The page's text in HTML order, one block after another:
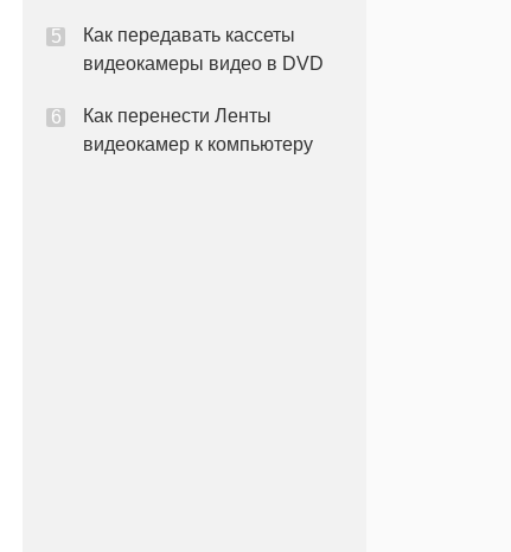
Как передавать кассеты
видеокамеры видео в DVD
Как перенести Ленты
видеокамер к компьютеру